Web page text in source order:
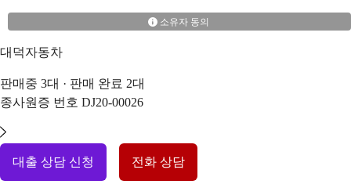
소유자 동의
대덕자동차
판매중 3대 · 판매 완료 2대
종사원증 번호 DJ20-00026
대출 상담 신청 전화 상담